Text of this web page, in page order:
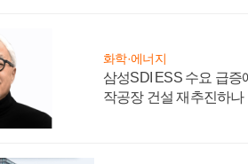
화학·에너지
삼성SDI ESS 수요 급증
작공장 건설 재추진하나